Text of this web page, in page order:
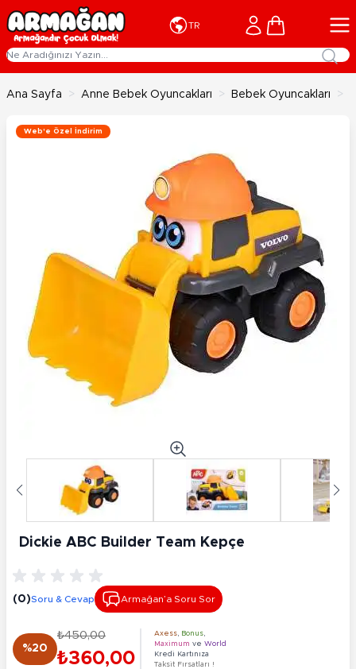
İçeriğe geç
TR Cart
Ana Sayfa > Anne Bebek Oyuncakları > Bebek Oyuncakları >
Web'e Özel İndirim
Dickie ABC Builder Team Kepçe
(0)Soru & Cevap Armağan’a Soru Sor
%20
₺450,00
₺360,00
Axess Bonus
Maximum ve World
Kredi Kartınıza
Taksit Fırsatları !